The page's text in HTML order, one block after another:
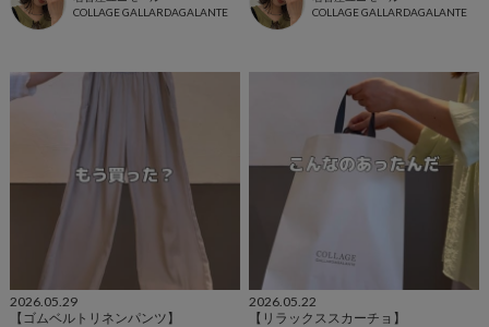
COLLAGE GALLARDAGALANTE
COLLAGE GALLARDAGALANTE
2026.05.29
【ゴムベルトリネンパンツ】
2026.05.22
【リラックススカーチョ】